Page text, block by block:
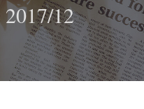
12